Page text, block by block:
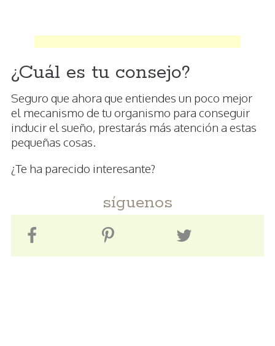
¿Cuál es tu consejo?
Seguro que ahora que entiendes un poco mejor
el mecanismo de tu organismo para conseguir
inducir el sueño, prestarás más atención a estas
pequeñas cosas.
¿Te ha parecido interesante?
síguenos